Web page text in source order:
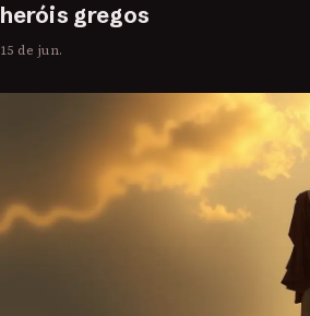
heróis gregos
15 de jun.